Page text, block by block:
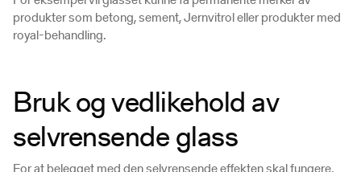
produkter som betong, sement, Jernvitrol eller produkter med
royal-behandling.
Bruk og vedlikehold av
selvrensende glass